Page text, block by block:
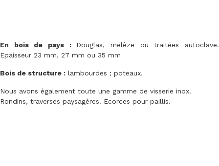
En bois de pays : Douglas, mélèze ou traitées autoclave.
Epaisseur 23 mm, 27 mm ou 35 mm
Bois de structure : lambourdes ; poteaux.
Nous avons également toute une gamme de visserie inox.
Rondins, traverses paysagères. Ecorces pour paillis.